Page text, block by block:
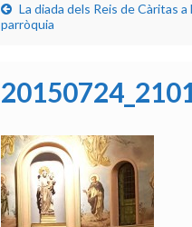
La diada dels Reis de Càritas a
parròquia